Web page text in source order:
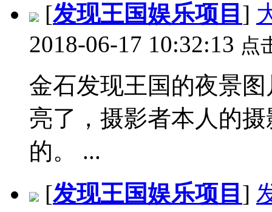
[发现王国娱乐项目 ]
2018-06-17 10:32:13 点
金石发现王国的夜景
亮了，摄影者本人的
的。 ...
[发现王国娱乐项目 ]